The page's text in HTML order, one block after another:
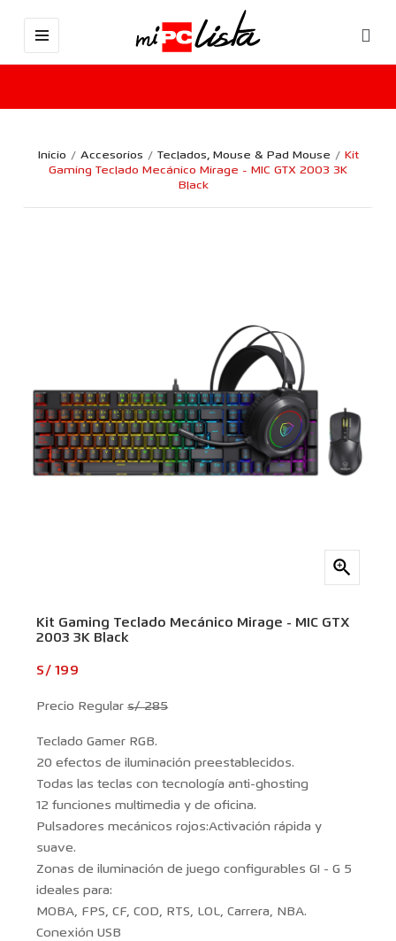
Inicio Accesorios Teclados, Mouse & Pad Mouse
Kit
Gaming Teclado Mecánico Mirage - MIC GTX 2003 3K
Black

Kit Gaming Teclado Mecánico Mirage - MIC GTX
2003 3K Black
S/ 199
Precio Regulars/ 285
Teclado Gamer RGB.
20 efectos de iluminación preestablecidos.
Todas las teclas con tecnología anti-ghosting
12 funciones multimedia y de oficina.
Pulsadores mecánicos rojos:Activación rápida y
suave.
Zonas de iluminación de juego configurables G! - G 5
ideales para:
MOBA, FPS, CF, COD, RTS, LOL, Carrera, NBA.
Conexión USB